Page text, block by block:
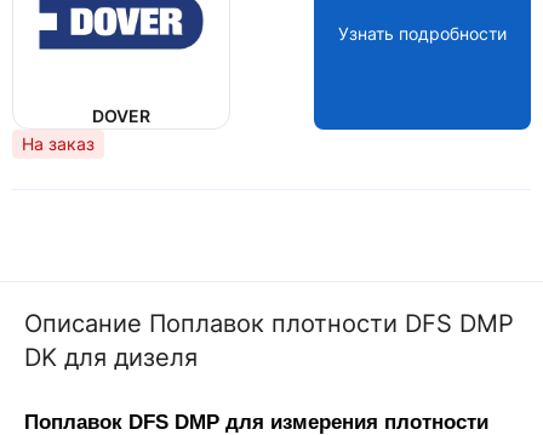
DOVER
Узнать подробности
На заказ
Описание Поплавок плотности DFS DMP
DK для дизеля
Поплавок DFS DMP для измерения плотности